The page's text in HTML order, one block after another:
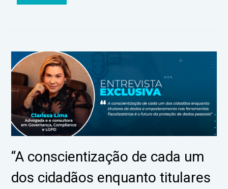
“A conscientização de cada um
dos cidadãos enquanto titulares